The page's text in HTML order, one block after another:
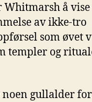
Whitmarsh å vise
av ikke-tro
som øvet
templer og
gullalder for